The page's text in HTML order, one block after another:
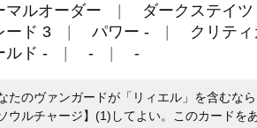
マルオーダー ダークステイツ
ード 3
パワー -
クリテ
ルド -
- -
たのヴァンガードが「リィエル」を含むなら
ソウルチャージ】(1)してよい。このカードを